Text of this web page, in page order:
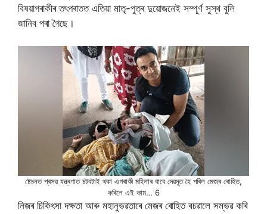
বিষয়াগৰাকীৰ তৎপৰাতত এতিয়া মাতৃ-পুত্ৰ দুয়োজনেই সম্পূৰ্ণ সুস্থ বুলি
জানিব পৰা গৈছে।
ষ্টেচনত প্ৰসৱ যন্ত্ৰণাত চটবটাই থকা এগৰাকী মহিলাৰ বাবে দেৱদূত হৈ পৰিল মেজৰ ৰোহিত,
কৰিলে এই কাম… 6
নিজৰ চিকিৎসা দক্ষতা আৰু মহানুভৱতাৰে মেজৰ ৰোহিত বচৱালে সম্ভৱ কৰি